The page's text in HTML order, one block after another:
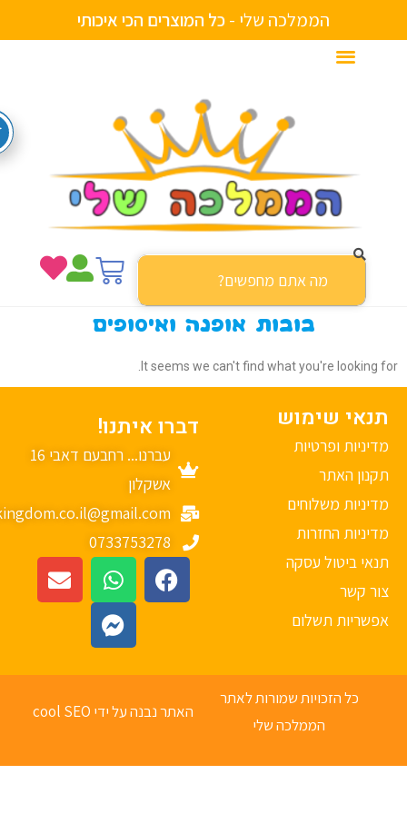
הממלכה שלי - כל ה מוצריםה כיאכותיים ש ליח עד
בובות אופנה ואיסופים
It seems we can't find what you're looking
שימוש
ופרטיות
האתר
משלוחים
החזרות
ביטול עסקה
קשר
תשלום
דברו איתנו!
עברנו... רחבעם דאבי 16
אשקלון
mykingdom.co.il@gmail.com
0733753278
כל הזכויות שמורות לאתר
הממלכה שלי
האתר נבנה על ידי cool SEO